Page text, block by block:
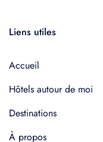
Liens utiles
Accueil
Hôtels autour de moi
Destinations
À propos